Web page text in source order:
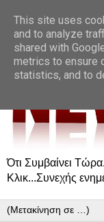
Ότι Συμβαίνει
Κλικ...Συνεχής
This site uses
and to analyze
shared with
metrics to ensure
statistics, and to